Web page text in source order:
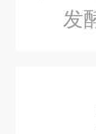
发